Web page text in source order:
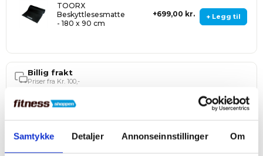
Samtykke Detaljer Annonseinnstillinger Om
+ Legg til
TOORX
Beskyttlesesmatte
- 180 x 90 cm
699,00 kr.
Billig frakt
Priser fra Kr. 100,-
Rask forsendelse
Høy kundetilfredshet
4,5 stjerner på Trustpilot